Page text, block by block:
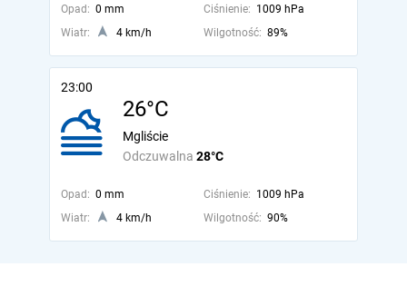
Opad: 0 mm Ciśnienie: 1009 hPa
Wiatr:
4 km/h Wilgotność: 89%
23:00
26°C
Odczuwalna 28°C
Mgliście
Opad: 0 mm Ciśnienie: 1009 hPa
Wiatr:
4 km/h Wilgotność: 90%